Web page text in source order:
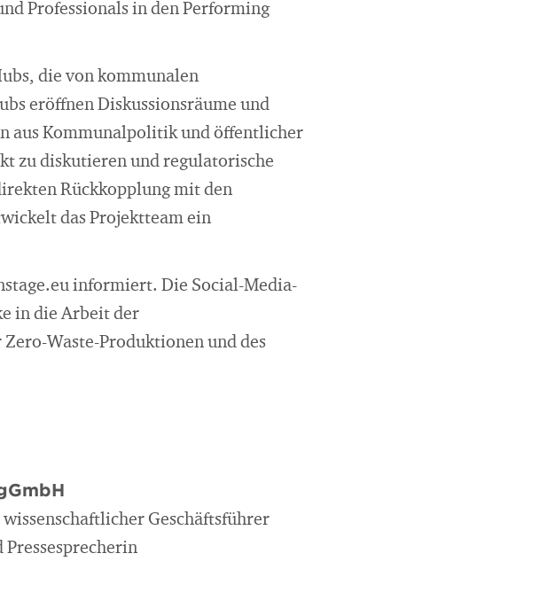
Professionals in den Performing
die von kommunalen
eröffnen Diskussionsräume und
aus Kommunalpolitik und öffentlicher
zu diskutieren und regulatorische
Rückkopplung mit den
das Projektteam ein
informiert. Die Social-Media-
in die Arbeit der
Waste-Produktionen und des
Geschäftsführer